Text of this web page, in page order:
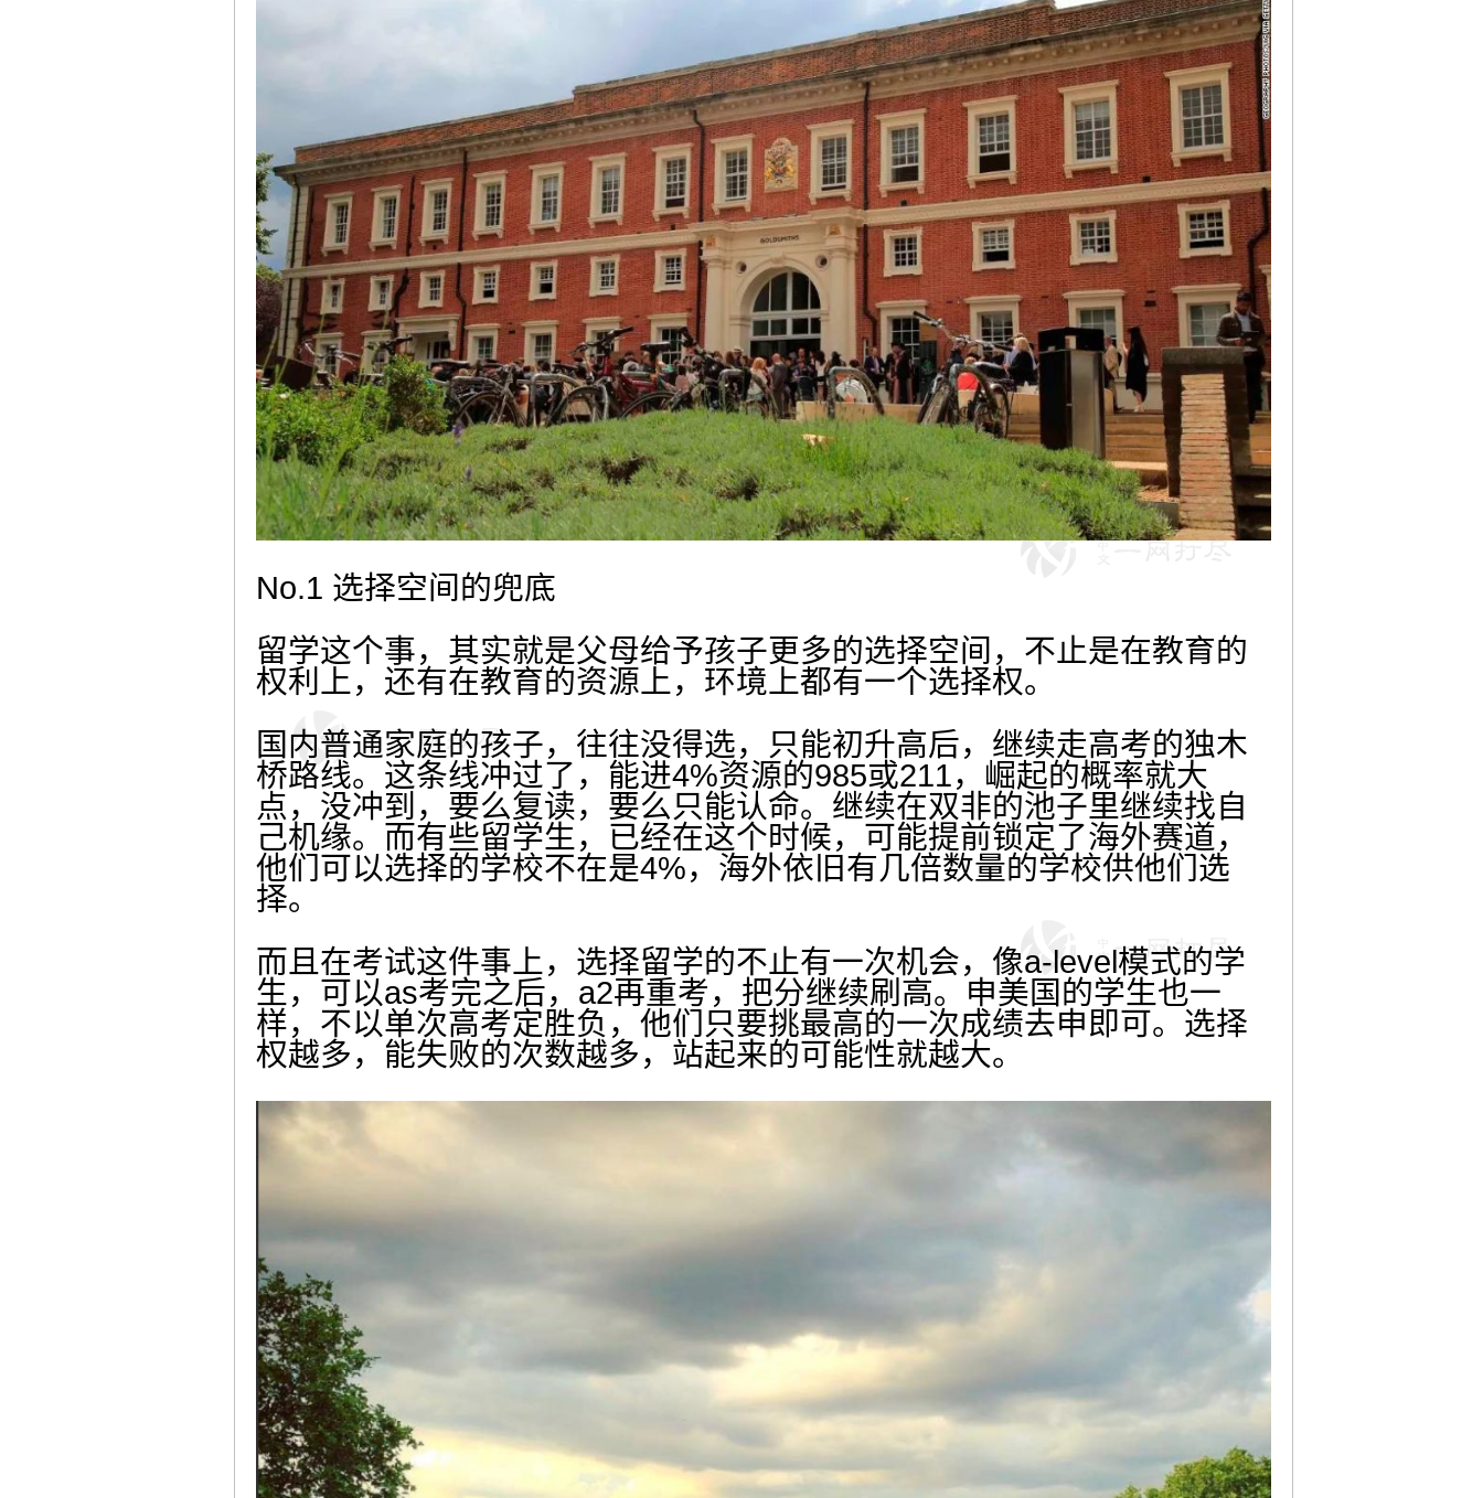
No.1 选择空间的兜底
留学这个事，其实就是父母给予孩子更多的选择空间，不止是在教育的
权利上，还有在教育的资源上，环境上都有一个选择权。
国内普通家庭的孩子，往往没得选，只能初升高后，继续走高考的独木
桥路线。这条线冲过了，能进4%资源的985或211，崛起的概率就大
点，没冲到，要么复读，要么只能认命。继续在双非的池子里继续找自
己机缘。而有些留学生，已经在这个时候，可能提前锁定了海外赛道，
他们可以选择的学校不在是4%，海外依旧有几倍数量的学校供他们选
择。
而且在考试这件事上，选择留学的不止有一次机会，像a-level模式的学
生，可以as考完之后，a2再重考，把分继续刷高。申美国的学生也一
样，不以单次高考定胜负，他们只要挑最高的一次成绩去申即可。选择
权越多，能失败的次数越多，站起来的可能性就越大。